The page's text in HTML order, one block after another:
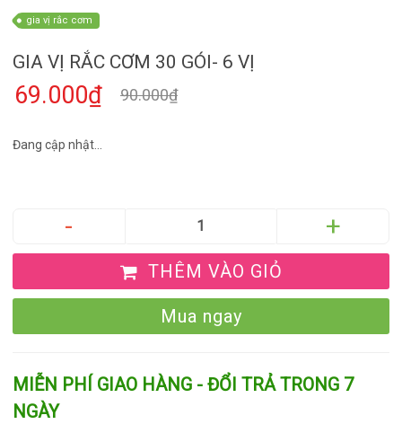
gia vị rắc cơm
GIA VỊ RẮC CƠM 30 GÓI- 6 VỊ
69.000₫ 90.000₫
Đang cập nhật...
THÊM VÀO GIỎ
Mua ngay
MIỄN PHÍ GIAO HÀNG - ĐỔI TRẢ TRONG 7
NGÀY